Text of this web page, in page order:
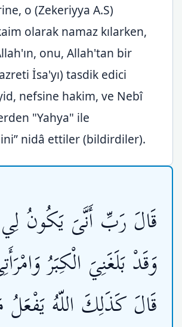
o (Zekeriyya A.S)
olarak namaz kılarken,
onu, Allah'tan bir
İsa'yı) tasdik edici
nefsine hakim, ve Nebî
"Yahya" ile
nidâ ettiler (bildirdiler).
قَالَ رَبِّ أَنَّىَ يَكُونُ
وَقَدْ بَلَغَنِيَ الْكِبَرُ
قَالَ كَذَلِكَ اللّهُ يَفْعَلُ